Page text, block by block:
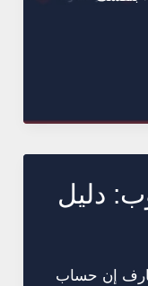
دليل
إن حساب